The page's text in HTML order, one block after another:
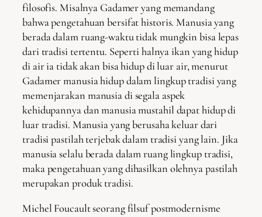
filosofis. Misalnya Gadamer yang memandang
bahwa pengetahuan bersifat historis. Manusia yang
berada dalam ruang-waktu tidak mungkin bisa lepas
dari tradisi tertentu. Seperti halnya ikan yang hidup
di air ia tidak akan bisa hidup di luar air, menurut
Gadamer manusia hidup dalam lingkup tradisi yang
memenjarakan manusia di segala aspek
kehidupannya dan manusia mustahil dapat hidup di
luar tradisi. Manusia yang berusaha keluar dari
tradisi pastilah terjebak dalam tradisi yang lain. Jika
manusia selalu berada dalam ruang lingkup tradisi,
maka pengetahuan yang dihasilkan olehnya pastilah
merupakan produk tradisi.
Michel Foucault seorang filsuf postmodernisme